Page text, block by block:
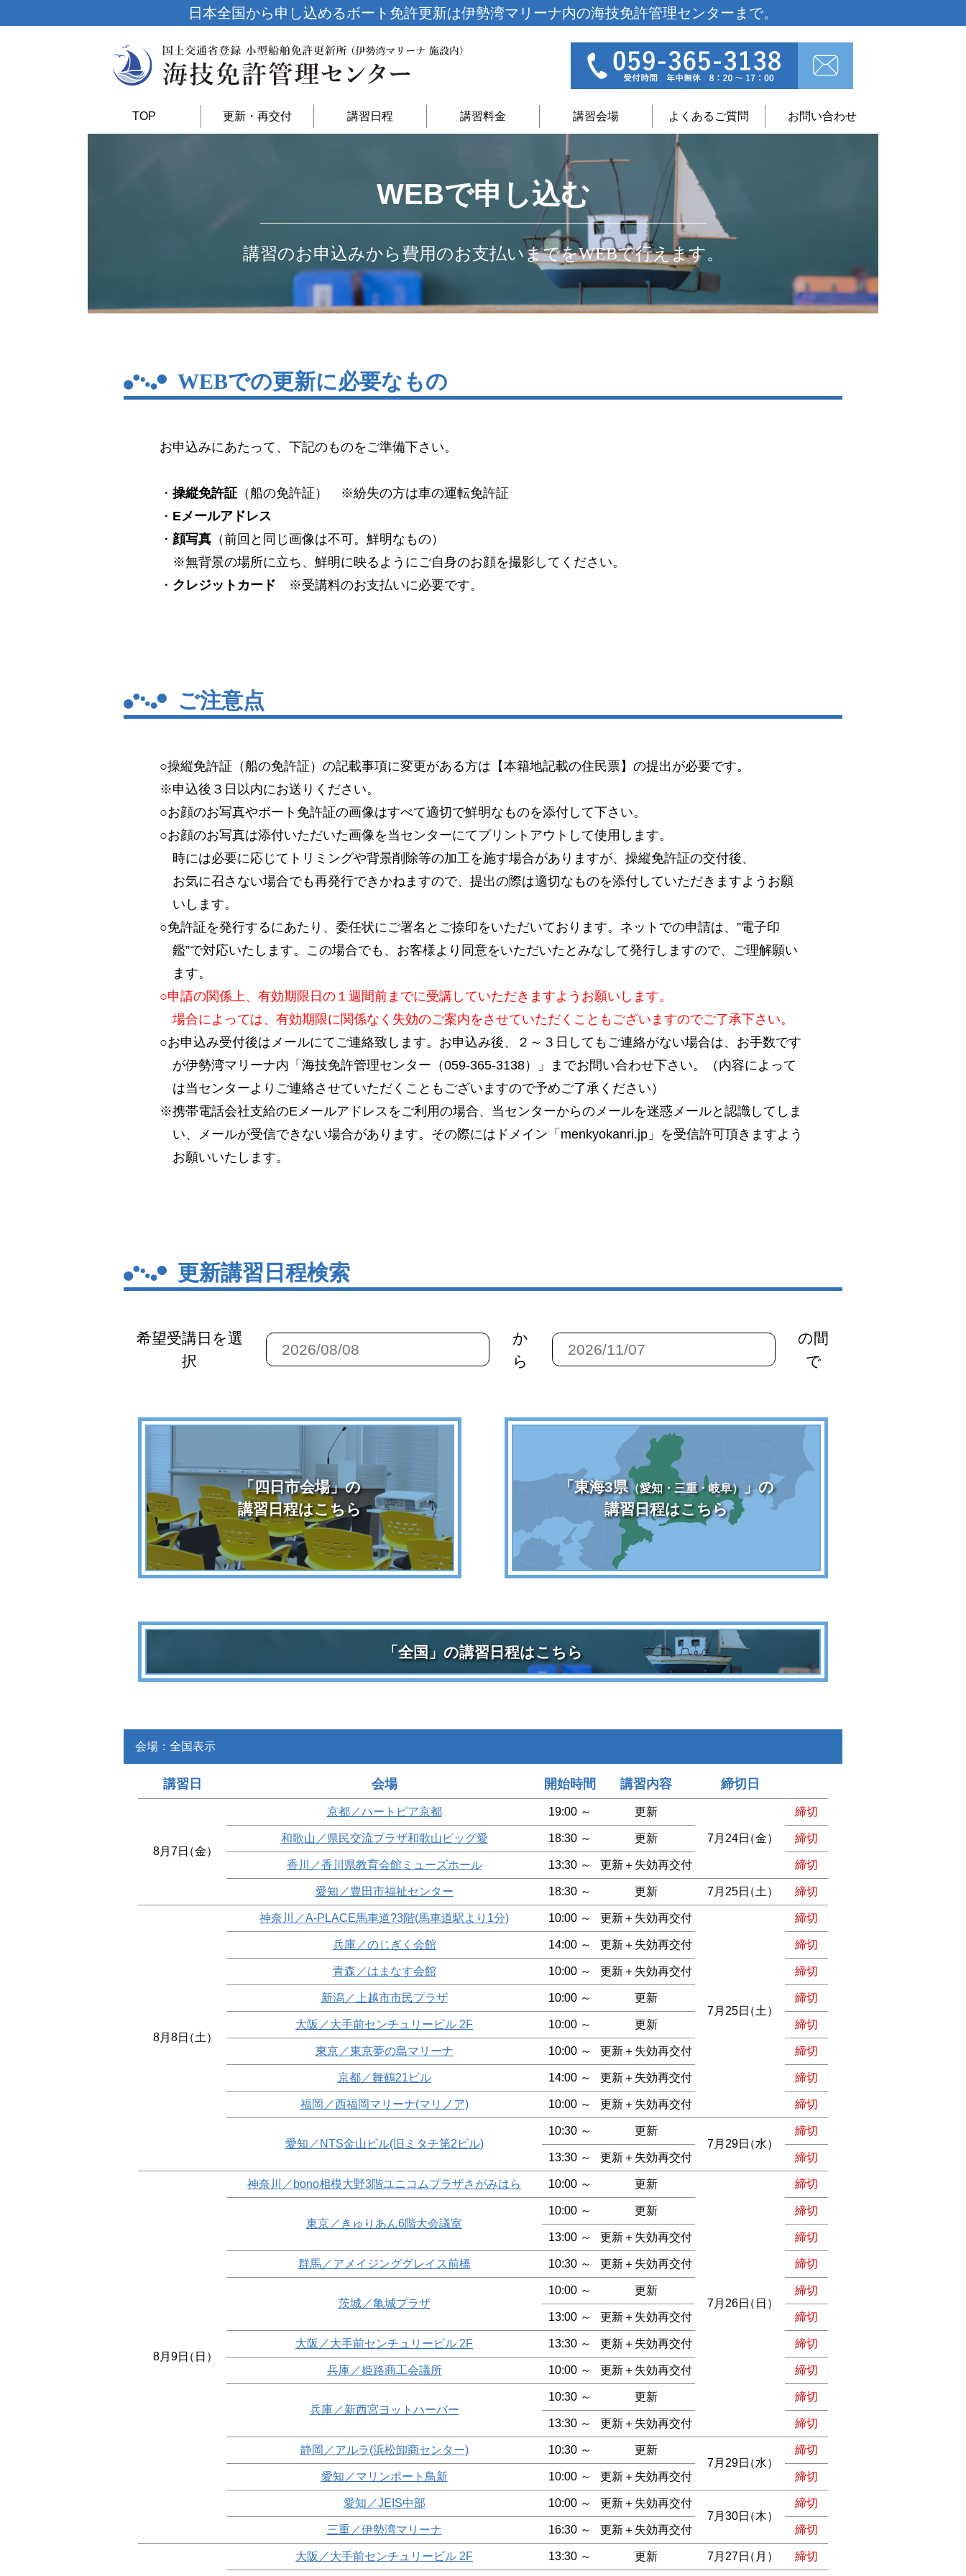
日本全国から申し込めるボート免許更新は伊勢湾マリーナ内の海技免許管理センターまで。
TOP 更新・再交付 講習日程 講習料金 講習会場 よくあるご質問 お問い合わせ
WEBで申し込む
講習のお申込みから費用のお支払いまでをWEBで行えます。
WEBでの更新に必要なもの
お申込みにあたって、下記のものをご準備下さい。
・ 操縦免許証 （船の免許証）
※紛失の方は車の運転免許証
・ Eメールアドレス
・ 顔写真 （前回と同じ画像は不可。鮮明なもの）
※無背景の場所に立ち、鮮明に映るようにご自身のお顔を撮影してください。
・ クレジットカード ※受講料のお支払いに必要です。
ご注意点
○操縦免許証（船の免許証）の記載事項に変更がある方は【本籍地記載の住民票】の提出が必要です。
※申込後３日以内にお送りください。
○お顔のお写真やボート免許証の画像はすべて適切で鮮明なものを添付して下さい。
○お顔のお写真は添付いただいた画像を当センターにてプリントアウトして使用します。
時には必要に応じてトリミングや背景削除等の加工を施す場合がありますが、操縦免許証の交付後、
お気に召さない場合でも再発行できかねますので、提出の際は適切なものを添付していただきますようお願
いします。
○免許証を発行するにあたり、委任状にご署名とご捺印をいただいております。ネットでの申請は、”電子印
鑑”で対応いたします。この場合でも、お客様より同意をいただいたとみなして発行しますので、ご理解願い
ます。
○申請の関係上、有効期限日の１週間前までに受講していただきますようお願いします。
場合によっては、有効期限に関係なく失効のご案内をさせていただくこともございますのでご了承下さい。
○お申込み受付後はメールにてご連絡致します。お申込み後、２～３日してもご連絡がない場合は、お手数です
が伊勢湾マリーナ内「海技免許管理センター（059-365-3138）」までお問い合わせ下さい。（内容によって
は当センターよりご連絡させていただくこともございますので予めご了承ください）
※携帯電話会社支給のEメールアドレスをご利用の場合、当センターからのメールを迷惑メールと認識してしま
い、メールが受信できない場合があります。その際にはドメイン「menkyokanri.jp」を受信許可頂きますよう
お願いいたします。
更新講習日程検索
希望受講日を選
択
か
ら
の間
で
「四日市会場」の
講習日程はこちら
「東海3県（愛知・三重・岐阜）
」の
講習日程はこちら
「全国」の講習日程はこちら
会場：全国表示
講習日 会場 開始時間 講習内容 締切日
8月7日（金）
京都／ハートピア京都 19:00 ～ 更新
7月24日（金）
締切
和歌山／県民交流プラザ和歌山ビッグ愛 18:30 ～ 更新 締切
香川／香川県教育会館ミューズホール 13:30 ～ 更新＋失効再交付 締切
愛知／豊田市福祉センター 18:30 ～ 更新 7月25日（土） 締切
8月8日（土）
神奈川／A-PLACE馬車道?3階(馬車道駅より1分) 10:00 ～ 更新＋失効再交付
7月25日（土）
締切
兵庫／のじぎく会館 14:00 ～ 更新＋失効再交付 締切
青森／はまなす会館 10:00 ～ 更新＋失効再交付 締切
新潟／上越市市民プラザ 10:00 ～ 更新 締切
大阪／大手前センチュリービル 2F 10:00 ～ 更新 締切
東京／東京夢の島マリーナ 10:00 ～ 更新＋失効再交付 締切
京都／舞鶴21ビル 14:00 ～ 更新＋失効再交付 締切
福岡／西福岡マリーナ(マリノア) 10:00 ～ 更新＋失効再交付 締切
愛知／NTS金山ビル(旧ミタチ第2ビル)
10:30 ～
更新
7月29日（水）
締切
13:30 ～ 更新＋失効再交付 締切
8月9日（日）
神奈川／bono相模大野3階ユニコムプラザさがみはら 10:00 ～ 更新
7月26日（日）
締切
東京／きゅりあん6階大会議室
10:00 ～ 更新 締切
13:00 ～ 更新＋失効再交付 締切
群馬／アメイジンググレイス前橋 10:30 ～ 更新＋失効再交付 締切
茨城／亀城プラザ
10:00 ～ 更新 締切
13:00 ～ 更新＋失効再交付 締切
大阪／大手前センチュリービル 2F 13:30 ～ 更新＋失効再交付 締切
兵庫／姫路商工会議所 10:00 ～ 更新＋失効再交付 締切
兵庫／新西宮ヨットハーバー
10:30 ～ 更新 締切
13:30 ～ 更新＋失効再交付 締切
静岡／アルラ(浜松卸商センター) 10:30 ～
更新
7月29日（水）
締切
愛知／マリンポート鳥新 10:00 ～ 更新＋失効再交付 締切
愛知／JEIS中部 10:00 ～
更新＋失効再交付
7月30日（木）
締切
三重／伊勢湾マリーナ 16:30 ～ 更新＋失効再交付 締切
大阪／大手前センチュリービル 2F 13:30 ～ 更新 7月27日（月） 締切